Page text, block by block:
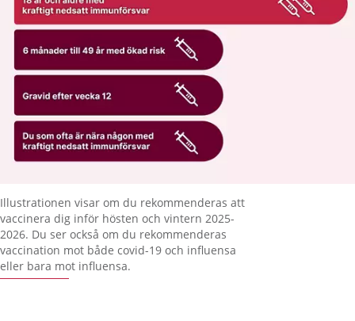
Förstora bilden
Illustrationen visar om du rekommenderas att
vaccinera dig inför hösten och vintern 2025-
2026. Du ser också om du rekommenderas
vaccination mot både covid-19 och influensa
eller bara mot influensa.